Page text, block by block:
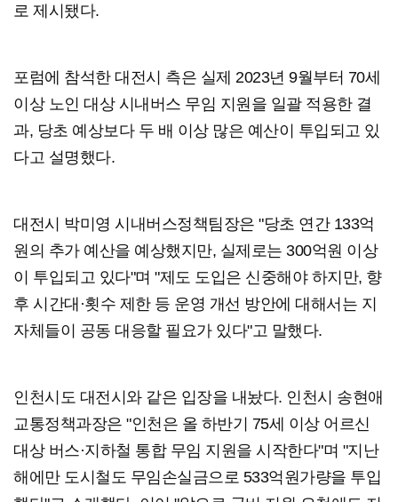
로 제시됐다.
포럼에 참석한 대전시 측은 실제 2023년 9월부터 70세
이상 노인 대상 시내버스 무임 지원을 일괄 적용한 결
과, 당초 예상보다 두 배 이상 많은 예산이 투입되고 있
다고 설명했다.
대전시 박미영 시내버스정책팀장은 "당초 연간 133억
원의 추가 예산을 예상했지만, 실제로는 300억원 이상
이 투입되고 있다"며 "제도 도입은 신중해야 하지만, 향
후 시간대·횟수 제한 등 운영 개선 방안에 대해서는 지
자체들이 공동 대응할 필요가 있다"고 말했다.
인천시도 대전시와 같은 입장을 내놨다. 인천시 송현애
교통정책과장은 "인천은 올 하반기 75세 이상 어르신
대상 버스·지하철 통합 무임 지원을 시작한다"며 "지난
해에만 도시철도 무임손실금으로 533억원가량을 투입